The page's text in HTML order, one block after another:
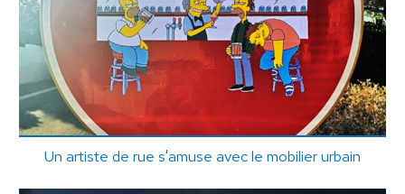
Un artiste de rue s'amuse avec le mobilier urbain